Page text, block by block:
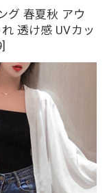
グ 春夏秋 アウ
透け感 UVカッ